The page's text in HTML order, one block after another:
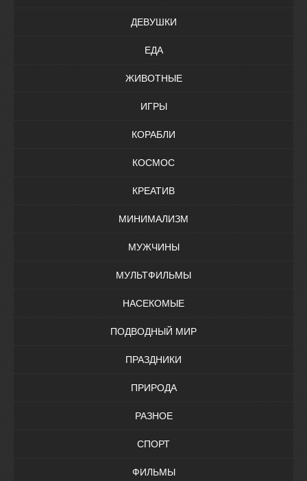
ДЕВУШКИ
ЕДА
ЖИВОТНЫЕ
ИГРЫ
КОРАБЛИ
КОСМОС
КРЕАТИВ
МИНИМАЛИЗМ
МУЖЧИНЫ
МУЛЬТФИЛЬМЫ
НАСЕКОМЫЕ
ПОДВОДНЫЙ МИР
ПРАЗДНИКИ
ПРИРОДА
РАЗНОЕ
СПОРТ
ФИЛЬМЫ